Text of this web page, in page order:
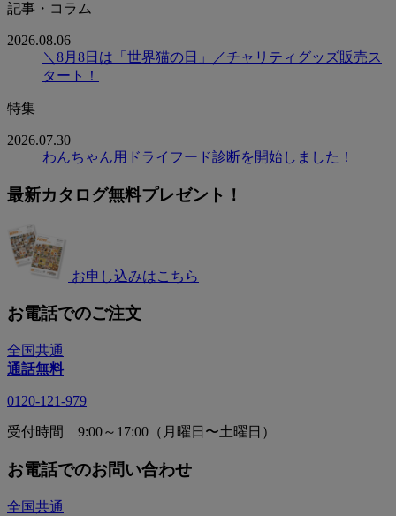
記事・コラム
2026.08.06
＼8月8日は「世界猫の日」／チャリティグッズ販売ス
タート！
特集
2026.07.30
わんちゃん用ドライフード診断を開始しました！
最新カタログ無料プレゼント！
お申し込みはこちら
お電話でのご注文
全国共通
通話無料
0120-121-979
受付時間 9:00～17:00（月曜日〜土曜日）
お電話でのお問い合わせ
全国共通